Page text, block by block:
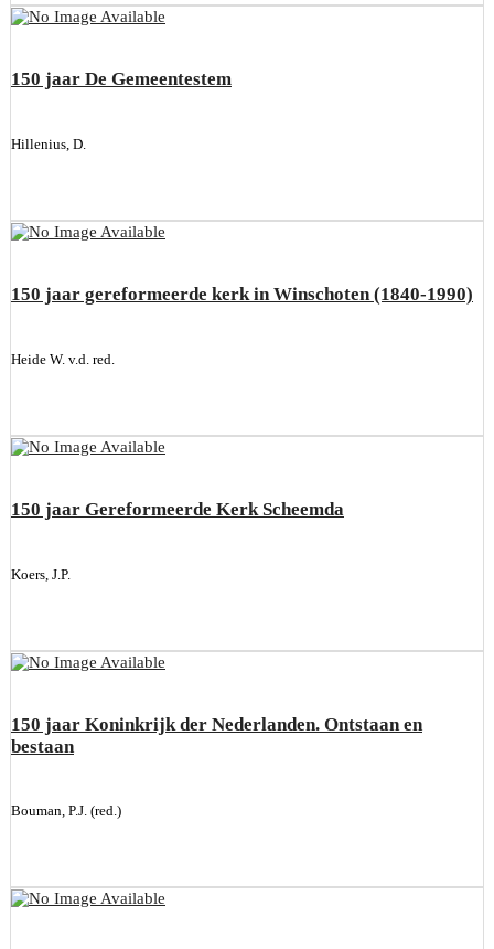
150 jaar De Gemeentestem
Hillenius, D.
150 jaar gereformeerde kerk in Winschoten (1840-1990)
Heide W. v.d. red.
150 jaar Gereformeerde Kerk Scheemda
Koers, J.P.
150 jaar Koninkrijk der Nederlanden. Ontstaan en
bestaan
Bouman, P.J. (red.)